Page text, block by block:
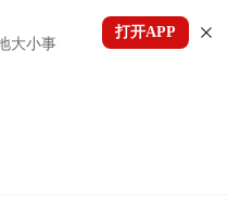
大小事
打开APP